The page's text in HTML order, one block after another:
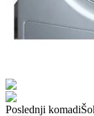
Poslednji komadi